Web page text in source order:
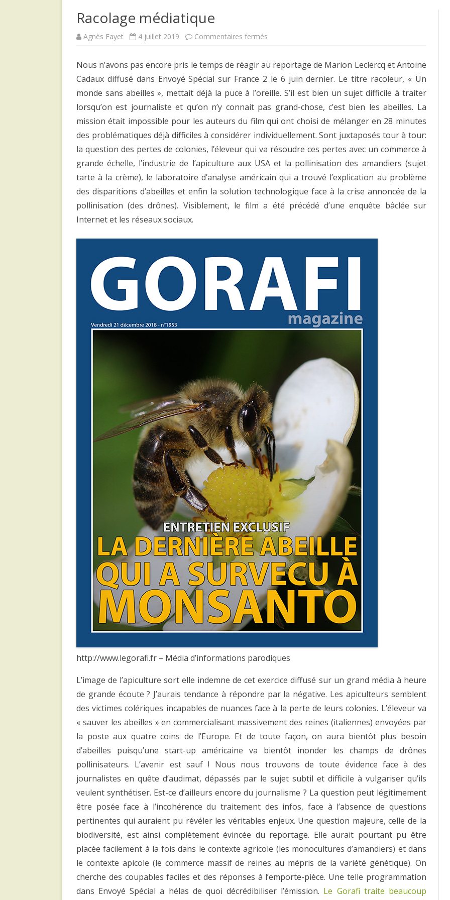
Racolage médiatique
Agnès Fayet 4 juillet 2019 Commentaires fermés
Nous n’avons pas encore pris le temps de réagir au reportage de Marion Leclercq et Antoine
Cadaux diffusé dans Envoyé Spécial sur France 2 le 6 juin dernier. Le titre racoleur, « Un
monde sans abeilles », mettait déjà la puce à l’oreille. S’il est bien un sujet difficile à traiter
lorsqu’on est journaliste et qu’on n’y connait pas grand-chose, c’est bien les abeilles. La
mission était impossible pour les auteurs du film qui ont choisi de mélanger en 28 minutes
des problématiques déjà difficiles à considérer individuellement. Sont juxtaposés tour à tour:
la question des pertes de colonies, l’éleveur qui va résoudre ces pertes avec un commerce à
grande échelle, l’industrie de l’apiculture aux USA et la pollinisation des amandiers (sujet
tarte à la crème), le laboratoire d’analyse américain qui a trouvé l’explication au problème
des disparitions d’abeilles et enfin la solution technologique face à la crise annoncée de la
pollinisation (des drônes). Visiblement, le film a été précédé d’une enquête bâclée sur
Internet et les réseaux sociaux.
http://www.legorafi.fr – Média d’informations parodiques
L’image de l’apiculture sort elle indemne de cet exercice diffusé sur un grand média à heure
de grande écoute ? J’aurais tendance à répondre par la négative. Les apiculteurs semblent
des victimes colériques incapables de nuances face à la perte de leurs colonies. L’éleveur va
« sauver les abeilles » en commercialisant massivement des reines (italiennes) envoyées par
la poste aux quatre coins de l’Europe. Et de toute façon, on aura bientôt plus besoin
d’abeilles puisqu’une start-up américaine va bientôt inonder les champs de drônes
pollinisateurs. L’avenir est sauf ! Nous nous trouvons de toute évidence face à des
journalistes en quête d’audimat, dépassés par le sujet subtil et difficile à vulgariser qu’ils
veulent synthétiser. Est-ce d’ailleurs encore du journalisme ? La question peut légitimement
être posée face à l’incohérence du traitement des infos, face à l’absence de questions
pertinentes qui auraient pu révéler les véritables enjeux. Une question majeure, celle de la
biodiversité, est ainsi complètement évincée du reportage. Elle aurait pourtant pu être
placée facilement à la fois dans le contexte agricole (les monocultures d’amandiers) et dans
le contexte apicole (le commerce massif de reines au mépris de la variété génétique). On
cherche des coupables faciles et des réponses à l’emporte-pièce. Une telle programmation
dans Envoyé Spécial a hélas de quoi décrédibiliser l’émission. Le Gorafi traite beaucoup